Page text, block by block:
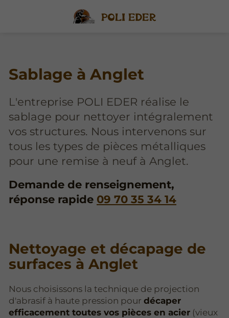
Sablage à Anglet
L'entreprise POLI EDER réalise le
sablage pour nettoyer intégralement
vos structures. Nous intervenons sur
tous les types de pièces métalliques
pour une remise à neuf à Anglet.
Demande de renseignement,
réponse rapide 09 70 35 34 14
Nettoyage et décapage de
surfaces à Anglet
Nous choisissons la technique de projection
d'abrasif à haute pression pour décaper
efficacement toutes vos pièces en acier (vieux